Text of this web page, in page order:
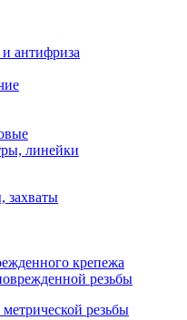
антифриза
линейки
захваты
крепежа
резьбы
резьбы